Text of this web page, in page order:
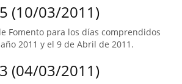
(10/03/2011)
Fomento para los días comprendidos
2011 y el 9 de Abril de 2011.
(04/03/2011)